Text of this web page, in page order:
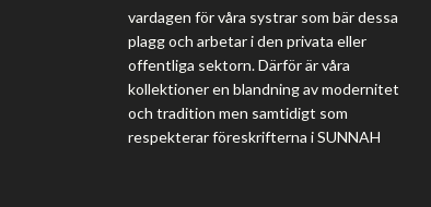
vardagen för våra systrar som bär dessa
plagg och arbetar i den privata eller
offentliga sektorn. Därför är våra
kollektioner en blandning av modernitet
och tradition men samtidigt som
respekterar föreskrifterna i SUNNAH